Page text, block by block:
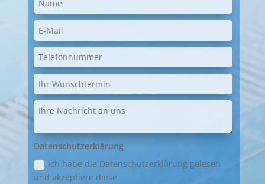
Datenschutzerklärung
Ich habe die Datenschutzerklärung gelesen
und akzeptiere diese.